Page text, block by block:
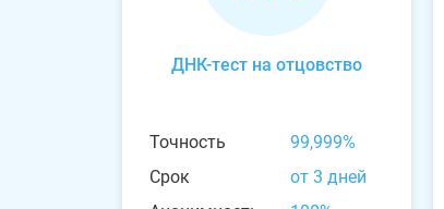
ДНК-тест на отцовство
Точность
99,999%
Срок
от 3 дней